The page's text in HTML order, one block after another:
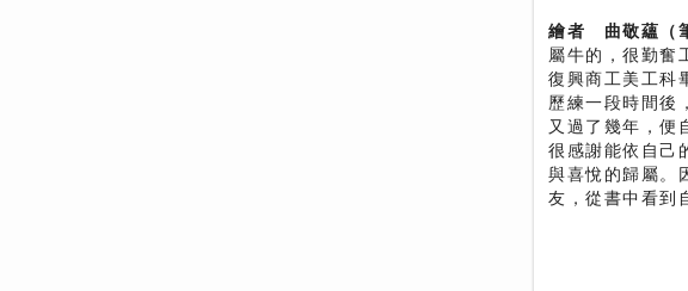
繪者 曲敬蘊（
屬牛的，很勤奮
復興商工美工科
歷練一段時間後
又過了幾年，便
很感謝能依自己
與喜悅的歸屬。
友，從書中看到